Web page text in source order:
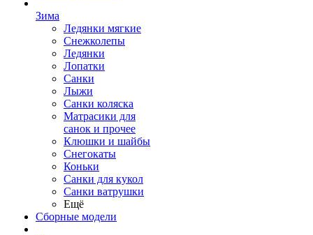
Зима
Ледянки мягкие
Снежколепы
Ледянки
Лопатки
Санки
Лыжи
Санки коляска
Матрасики для
санок и прочее
Клюшки и шайбы
Снегокаты
Коньки
Санки для кукол
Санки ватрушки
Ещё
Сборные модели